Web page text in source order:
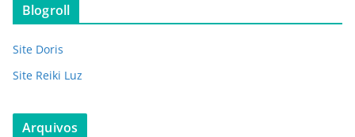
Blogroll
Site Doris
Site Reiki Luz
Arquivos